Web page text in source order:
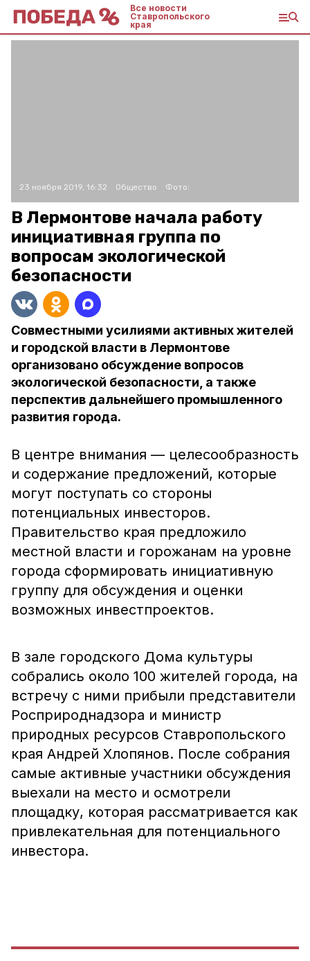
Все новости
Ставропольского
края
23 ноября 2019, 16:32 Общество Фото:
В Лермонтове начала работу
инициативная группа по
вопросам экологической
безопасности
Совместными усилиями активных жителей
и городской власти в Лермонтове
организовано обсуждение вопросов
экологической безопасности, а также
перспектив дальнейшего промышленного
развития города.
В центре внимания — целесообразность
и содержание предложений, которые
могут поступать со стороны
потенциальных инвесторов.
Правительство края предложило
местной власти и горожанам на уровне
города сформировать инициативную
группу для обсуждения и оценки
возможных инвестпроектов.
В зале городского Дома культуры
собрались около 100 жителей города, на
встречу с ними прибыли представители
Росприроднадзора и министр
природных ресурсов Ставропольского
края Андрей Хлопянов. После собрания
самые активные участники обсуждения
выехали на место и осмотрели
площадку, которая рассматривается как
привлекательная для потенциального
инвестора.